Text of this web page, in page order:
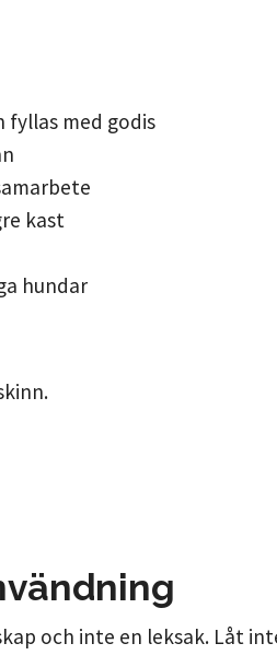
fyllas med godis
kast
hundar
och inte en leksak. Låt